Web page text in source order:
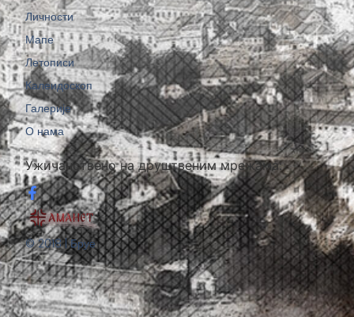
Ужичанствено на друштвеним мрежама:
© 2018 | Бруе
Личности
Мапе
Летописи
Калеидоскоп
Галерије
О нама